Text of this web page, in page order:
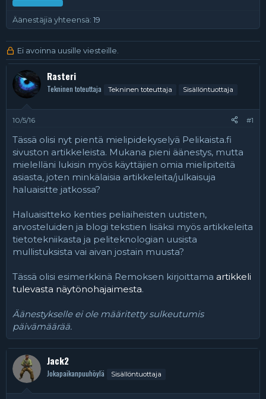
Äänestäjiä yhteensä 19
Ei avoinna uusille viesteille.
Rasteri
Tekninen toteuttaja Tekninen toteuttaja Sisällöntuottaja
10/5/16 #1
Tässä olisi nyt pientä mielipidekyselyä Pelikaista.fi
sivuston artikkeleista. Mukana pieni äänestys, mutta
mielelläni lukisin myös käyttäjien omia mielipiteitä
asiasta, joten minkälaisia artikkeleita/julkaisuja
haluaisitte jatkossa?
Haluaisitteko kenties peliaiheisten uutisten,
arvosteluiden ja blogi tekstien lisäksi myös artikkeleita
tietotekniikasta ja peliteknologian uusista
mullistuksista vai aivan jostain muusta?
Tässä olisi esimerkkinä Remoksen kirjoittama artikkeli
tulevasta näytönohajaimesta.
Äänestykselle ei ole määritetty sulkeutumis
päivämäärää.
Jack2
Jokapaikanpuuhöylä Sisällöntuottaja